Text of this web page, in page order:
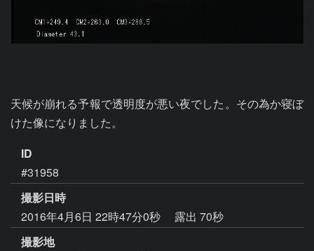
天候が崩れる予報で透明度が悪い夜でした。その為か寝ぼ
けた像になりました。
ID
#31958
撮影日時
2016年4月6日 22時47分0秒
露出 70秒
撮影地